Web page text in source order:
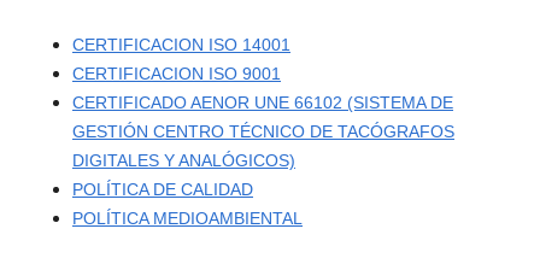
CERTIFICACION ISO 14001
CERTIFICACION ISO 9001
CERTIFICADO AENOR UNE 66102 (SISTEMA DE
GESTIÓN CENTRO TÉCNICO DE TACÓGRAFOS
DIGITALES Y ANALÓGICOS)
POLÍTICA DE CALIDAD
POLÍTICA MEDIOAMBIENTAL